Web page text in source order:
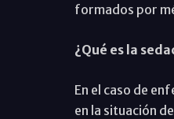
formados por
¿Qué es la
En el caso de
en la situación